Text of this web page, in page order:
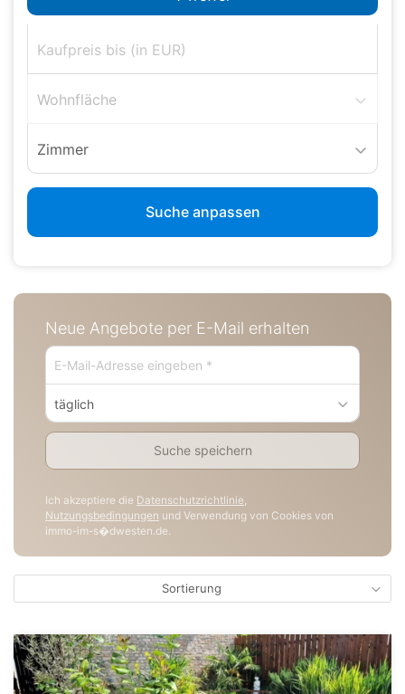
Wohnfläche
Zimmer
Suche anpassen
Neue Angebote per E-Mail erhalten
täglich
Suche speichern
Ich akzeptiere die Datenschutzrichtlinie,
Nutzungsbedingungen und Verwendung von Cookies von
immo-im-s�dwesten.de.
Sortierung